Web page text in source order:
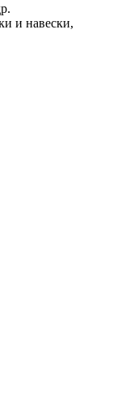
и навески,